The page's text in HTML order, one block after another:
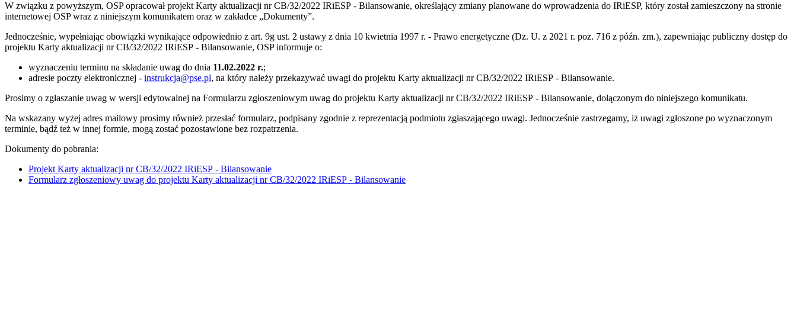
W związku z powyższym, OSP opracował projekt Karty aktualizacji nr CB/32/2022 IRiESP - Bilansowanie, określający zmiany planowane do wprowadzenia do IRiESP, który został zamieszczony na stronie
internetowej OSP wraz z niniejszym komunikatem oraz w zakładce „Dokumenty”.
Jednocześnie, wypełniając obowiązki wynikające odpowiednio z art. 9g ust. 2 ustawy z dnia 10 kwietnia 1997 r. - Prawo energetyczne (Dz. U. z 2021 r. poz. 716 z późn. zm.), zapewniając publiczny dostęp do
projektu Karty aktualizacji nr CB/32/2022 IRiESP - Bilansowanie, OSP informuje o:
wyznaczeniu terminu na składanie uwag do dnia 11.02.2022 r.;
adresie poczty elektronicznej - instrukcja@pse.pl, na który należy przekazywać uwagi do projektu Karty aktualizacji nr CB/32/2022 IRiESP - Bilansowanie.
Prosimy o zgłaszanie uwag w wersji edytowalnej na Formularzu zgłoszeniowym uwag do projektu Karty aktualizacji nr CB/32/2022 IRiESP - Bilansowanie, dołączonym do niniejszego komunikatu.
Na wskazany wyżej adres mailowy prosimy również przesłać formularz, podpisany zgodnie z reprezentacją podmiotu zgłaszającego uwagi. Jednocześnie zastrzegamy, iż uwagi zgłoszone po wyznaczonym
terminie, bądź też w innej formie, mogą zostać pozostawione bez rozpatrzenia.
Dokumenty do pobrania:
Projekt Karty aktualizacji nr CB/32/2022 IRiESP - Bilansowanie
Formularz zgłoszeniowy uwag do projektu Karty aktualizacji nr CB/32/2022 IRiESP - Bilansowanie